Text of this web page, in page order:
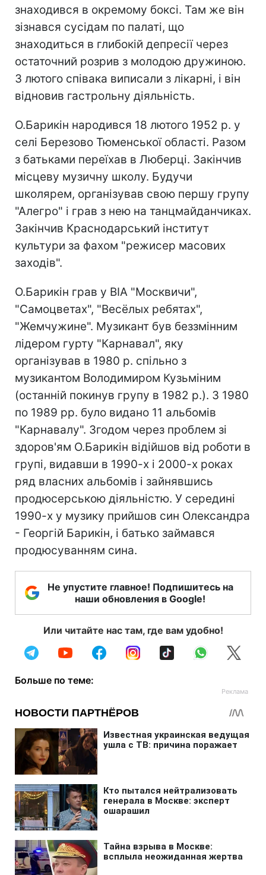
знаходився в окремому боксі. Там же він
зізнався сусідам по палаті, що
знаходиться в глибокій депресії через
остаточний розрив з молодою дружиною.
3 лютого співака виписали з лікарні, і він
відновив гастрольну діяльність.
О.Барикін народився 18 лютого 1952 р. у
селі Березово Тюменської області. Разом
з батьками переїхав в Люберці. Закінчив
місцеву музичну школу. Будучи
школярем, організував свою першу групу
"Алегро" і грав з нею на танцмайданчиках.
Закінчив Краснодарський інститут
культури за фахом "режисер масових
заходів".
О.Барикін грав у ВІА "Москвичи",
"Самоцветах", "Весёлых ребятах",
"Жемчужине". Музикант був беззмінним
лідером гурту "Карнавал", яку
організував в 1980 р. спільно з
музикантом Володимиром Кузьміним
(останній покинув групу в 1982 р.). З 1980
по 1989 рр. було видано 11 альбомів
"Карнавалу". Згодом через проблем зі
здоров'ям О.Барикін відійшов від роботи в
групі, видавши в 1990-х і 2000-х роках
ряд власних альбомів і зайнявшись
продюсерською діяльністю. У середині
1990-х у музику прийшов син Олександра
- Георгій Барикін, і батько займався
продюсуванням сина.
Не упустите главное! Подпишитесь на
наши обновления в Google!
Или читайте нас там, где вам удобно!
Больше по теме: